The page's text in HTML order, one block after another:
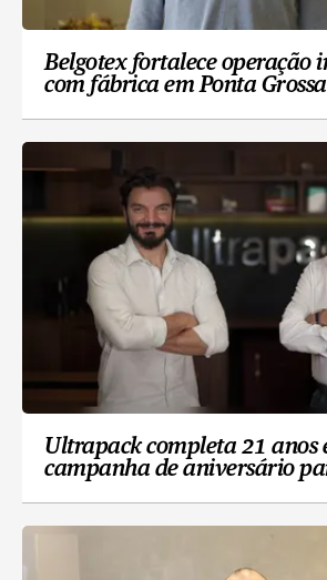
Belgotex fortalece operação
com fábrica em Ponta Grossa
Ultrapack completa 21 anos
campanha de aniversário